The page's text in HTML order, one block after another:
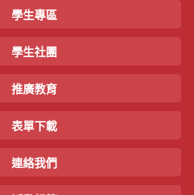
學生專區
學生社團
推廣教育
表單下載
連絡我們